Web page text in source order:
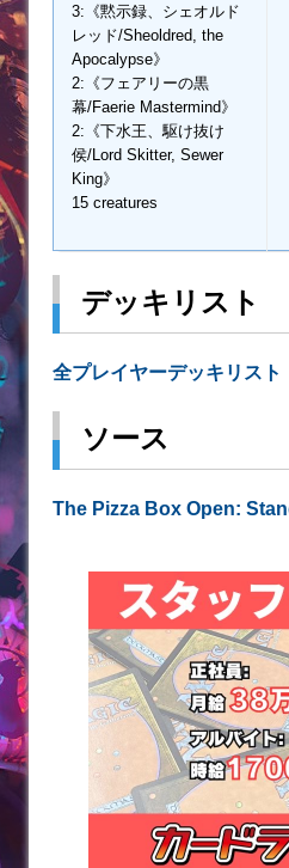
3:《黙示録、シェオルド
レッド/Sheoldred, the
Apocalypse》
2:《フェアリーの黒
幕/Faerie Mastermind》
2:《下水王、駆け抜け
侯/Lord Skitter, Sewer
King》
15 creatures
デッキリスト
全プレイヤーデッキリスト
ソース
The Pizza Box Open: